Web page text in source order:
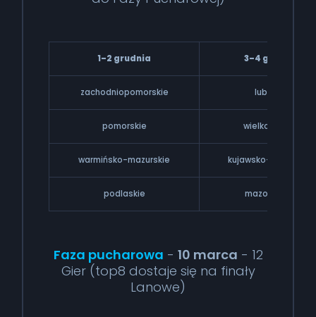
1–2 grudnia 3–4 grudnia
zachodniopomorskie lubuskie
pomorskie wielkopolskie
warmińsko-mazurskie kujawsko-pomorskie
podlaskie mazowieckie
Faza pucharowa - 10 marca - 12
Gier (top8 dostaje się na finały
Lanowe)